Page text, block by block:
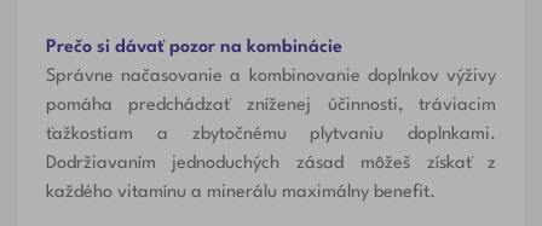
Prečo si dávať pozor na kombinácie
Správne načasovanie a kombinovanie doplnkov výživy
pomáha predchádzať zníženej účinnosti, tráviacim
ťažkostiam a zbytočnému plytvaniu doplnkami.
Dodržiavaním jednoduchých zásad môžeš získať z
každého vitamínu a minerálu maximálny benefit.